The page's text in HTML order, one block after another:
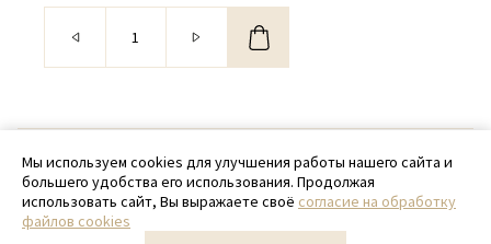
© 2020 - 2026 SamPack
+ 7 (918) 699-97-87
zakaz@sampack.store
Мы используем cookies для улучшения работы нашего сайта и
большего удобства его использования. Продолжая
использовать сайт, Вы выражаете своё согласие на обработку
файлов cookies